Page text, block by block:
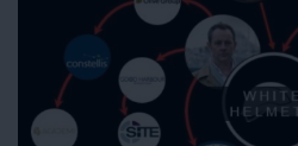
com mísseis de cruzeiro
por Estados Unidos, França e
Abril de 2018.